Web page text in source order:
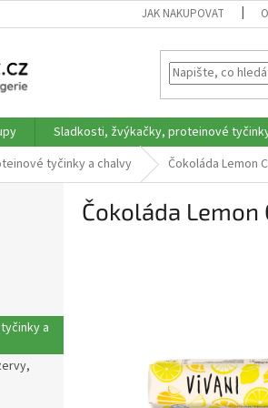
JAK NAKUPOVAT
Sladkosti, žvýkačky, proteinové
tyčinky a chalvy Čokoláda Lemon
a
Čokoláda Lemon